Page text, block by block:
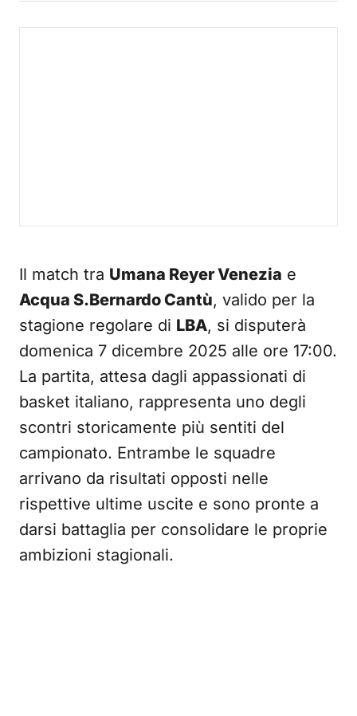
Il match tra Umana Reyer Venezia e
Acqua S.Bernardo Cantù, valido per la
stagione regolare di LBA, si disputerà
domenica 7 dicembre 2025 alle ore 17:00.
La partita, attesa dagli appassionati di
basket italiano, rappresenta uno degli
scontri storicamente più sentiti del
campionato. Entrambe le squadre
arrivano da risultati opposti nelle
rispettive ultime uscite e sono pronte a
darsi battaglia per consolidare le proprie
ambizioni stagionali.